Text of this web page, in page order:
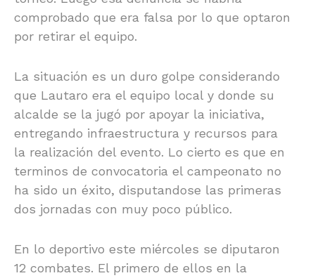
comprobado que era falsa por lo que optaron
por retirar el equipo.
La situación es un duro golpe considerando
que Lautaro era el equipo local y donde su
alcalde se la jugó por apoyar la iniciativa,
entregando infraestructura y recursos para
la realización del evento. Lo cierto es que en
terminos de convocatoria el campeonato no
ha sido un éxito, disputandose las primeras
dos jornadas con muy poco público.
En lo deportivo este miércoles se diputaron
12 combates. El primero de ellos en la